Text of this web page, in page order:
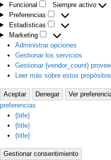
Funcional
Funcional
Siempre activo
Preferencias
Estadísticas
Marketing
Marketing
Administrar opciones
Gestionar los servicios
Gestionar {vendor_count}
Leer más sobre estos propósitos
Aceptar Denegar Ver
preferencias
{title}
{title}
{title}
Gestionar consentimiento